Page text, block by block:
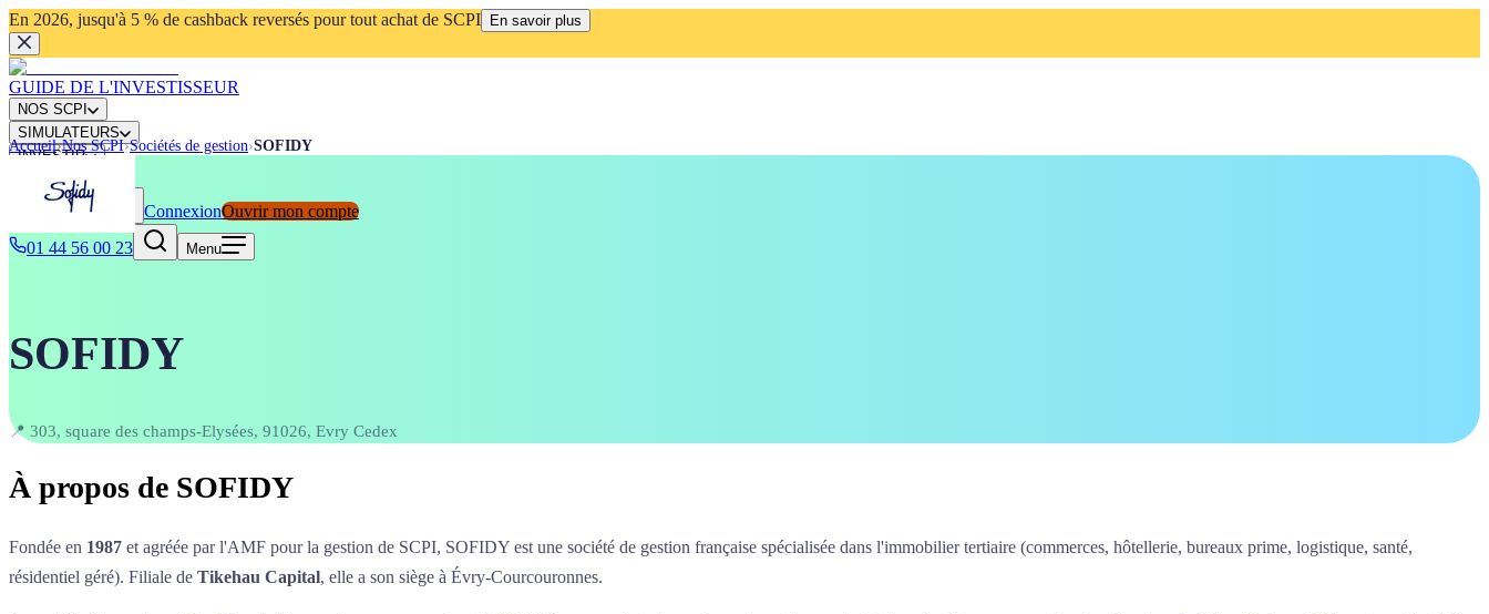
En 2026, jusqu'à 5 % de cashback reversés pour tout achat de SCPI En savoir plus
GUIDE DE L'INVESTISSEUR
NOS SCPI
SIMULATEURS
INVESTIR
ACTUALITÉS
Rechercher ConnexionOuvrir mon compte
01 44 56 00 23
Menu
Accueil›Nos SCPI›Sociétés de gestion›SOFIDY
SOFIDY
📍 303, square des champs-Elysées, 91026, Evry Cedex
À propos de SOFIDY
Fondée en 1987 et agréée par l'AMF pour la gestion de SCPI, SOFIDY est une société de gestion française spécialisée dans l'immobilier tertiaire (commerces, hôtellerie, bureaux prime, logistique, santé,
résidentiel géré). Filiale de Tikehau Capital, elle a son siège à Évry-Courcouronnes.